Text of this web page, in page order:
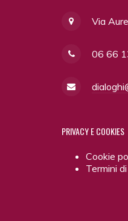
Via
06 66
PRIVACYE COOKIES
Cookie
Termini